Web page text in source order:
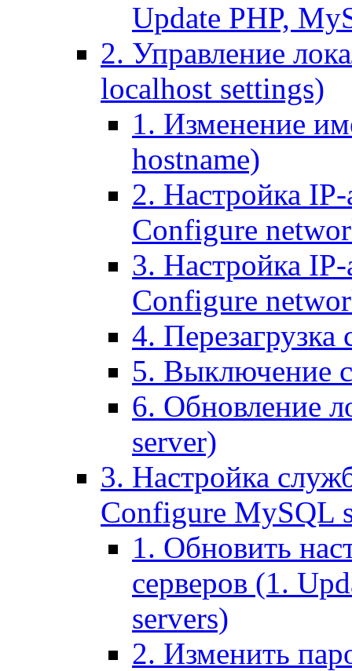
Update PHP,
2. Управление
localhost settings)
1. Изменение
hostname)
2. Настройка IP-
Configure
3. Настройка
Configure
4. Перезагрузка
5. Выключение
6. Обновление
server)
3. Настройка
Configure MySQL
1. Обновить
серверов (1.
servers)
2. Изменить